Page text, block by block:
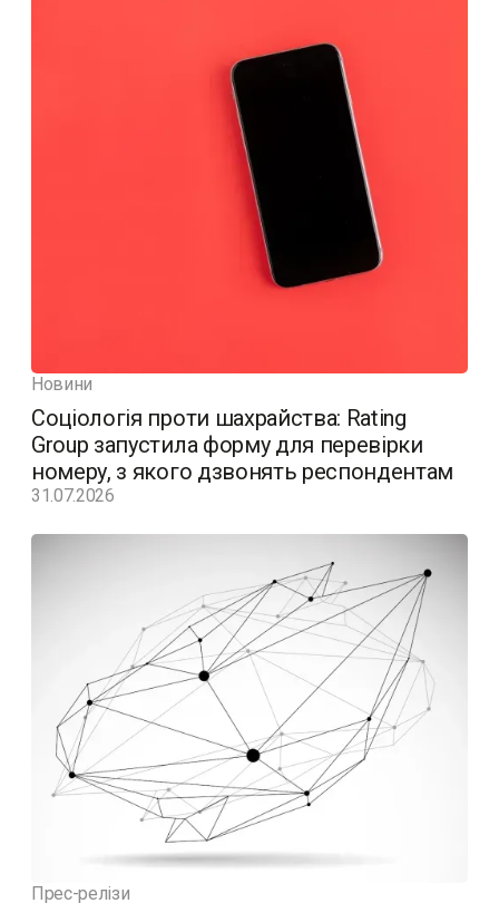
Новини
Соціологія проти шахрайства: Rating
Group запустила форму для перевірки
номеру, з якого дзвонять респондентам
31.07.2026
Прес-релізи